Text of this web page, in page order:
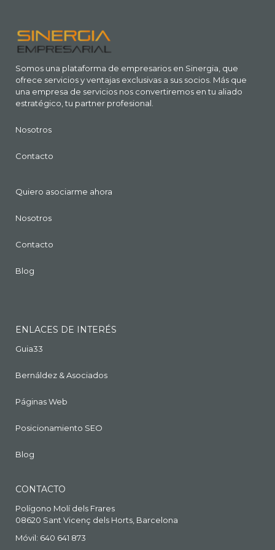
Somos una plataforma de empresarios en Sinergia, que
ofrece servicios y ventajas exclusivas a sus socios. Más que
una empresa de servicios nos convertiremos en tu aliado
estratégico, tu partner profesional.
Nosotros
Contacto
Quiero asociarme ahora
Nosotros
Contacto
Blog
ENLACES DE INTERÉS
Guia33
Bernáldez & Asociados
Páginas Web
Posicionamiento SEO
Blog
CONTACTO
Polígono Molí dels Frares
08620 Sant Vicenç dels Horts, Barcelona
Móvil: 640 641 873